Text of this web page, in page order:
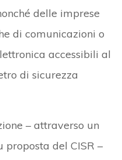
delle imprese
di comunicazioni o
accessibili al
di sicurezza
– attraverso un
proposta del CISR –